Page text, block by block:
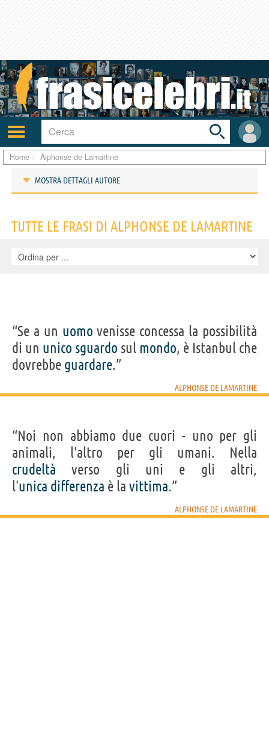
Attiva/disattiva
navigazione
User
area
Toggle
search
bar
Home Alphonse de Lamartine
MOSTRA DETTAGLI AUTORE
IDENTIKIT E DATI ANAGRAFICI
Nome
Alphonse Marie Louis
Cognome de Lamartine
Pseudonimo Alphonse de Lamartine
Nato 21 ottobre 1790 a Mâcon
Nazionalità francese
Acquista libri di Alphonse de Lamartine su
Frasi, citazioni e aforismi di Alphonse de Lamartine
27IN ITALIANO
TUTTE LE FRASI DI ALPHONSE DE LAMARTINE
“Se a un uomo venisse concessa la possibilità
di un unico sguardo sul mondo, è Istanbul che
dovrebbe guardare.”
ALPHONSE DE LAMARTINE
“Noi non abbiamo due cuori - uno per gli
animali, l'altro per gli umani. Nella
crudeltà verso gli uni e gli altri,
l'unica differenza è la vittima.”
ALPHONSE DE LAMARTINE